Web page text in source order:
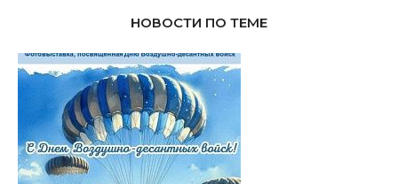
НОВОСТИ ПО ТЕМЕ